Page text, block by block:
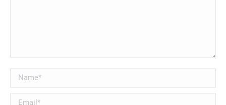
Name *
Email *